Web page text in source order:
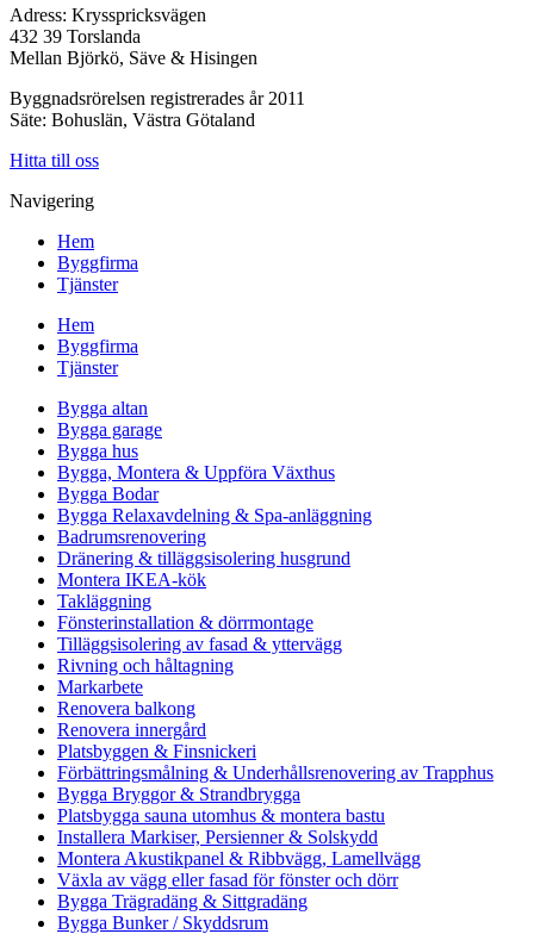
Adress: Krysspricksvägen
432 39 Torslanda
Mellan Björkö, Säve & Hisingen
Byggnadsrörelsen registrerades år 2011
Säte: Bohuslän, Västra Götaland
Hitta till oss
Navigering
Hem
Byggfirma
Tjänster
Hem
Byggfirma
Tjänster
Bygga altan
Bygga garage
Bygga hus
Bygga, Montera & Uppföra Växthus
Bygga Bodar
Bygga Relaxavdelning & Spa-anläggning
Badrumsrenovering
Dränering & tilläggsisolering husgrund
Montera IKEA-kök
Takläggning
Fönsterinstallation & dörrmontage
Tilläggsisolering av fasad & yttervägg
Rivning och håltagning
Markarbete
Renovera balkong
Renovera innergård
Platsbyggen & Finsnickeri
Förbättringsmålning & Underhållsrenovering av Trapphus
Bygga Bryggor & Strandbrygga
Platsbygga sauna utomhus & montera bastu
Installera Markiser, Persienner & Solskydd
Montera Akustikpanel & Ribbvägg, Lamellvägg
Växla av vägg eller fasad för fönster och dörr
Bygga Trägradäng & Sittgradäng
Bygga Bunker / Skyddsrum